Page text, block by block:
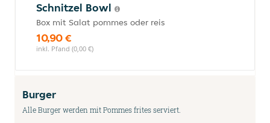
Schnitzel Bowl
Box mit Salat pommes oder reis
10,90 €
inkl. Pfand (0,00 €)
Burger
Alle Burger werden mit Pommes frites serviert.